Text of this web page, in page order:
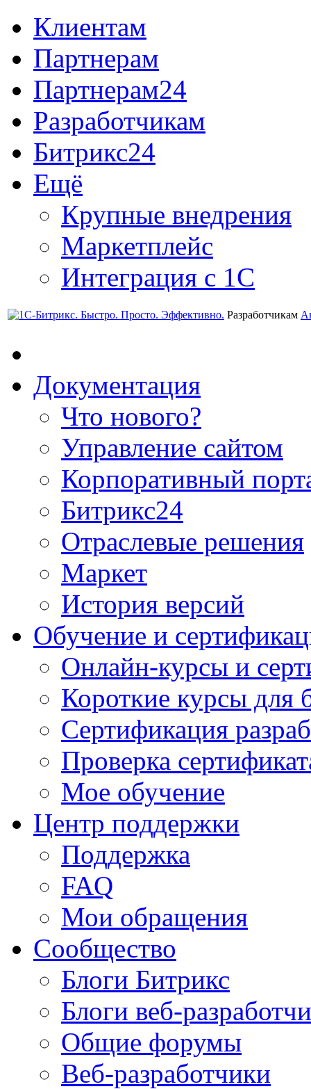
Клиентам
Партнерам
Партнерам24
Разработчикам
Битрикс24
Ещё
Крупные внедрения
Маркетплейс
Интеграция с 1С
Разработчикам
Документация
Что нового?
Управление сайтом
Корпоративный
Битрикс24
Отраслевые решения
Маркет
История версий
Обучение и
Онлайн-курсы и
Короткие курсы для
Сертификация
Проверка
Мое обучение
Центр поддержки
Поддержка
FAQ
Мои обращения
Сообщество
Блоги Битрикс
Блоги веб-
Общие форумы
Веб-разработчики